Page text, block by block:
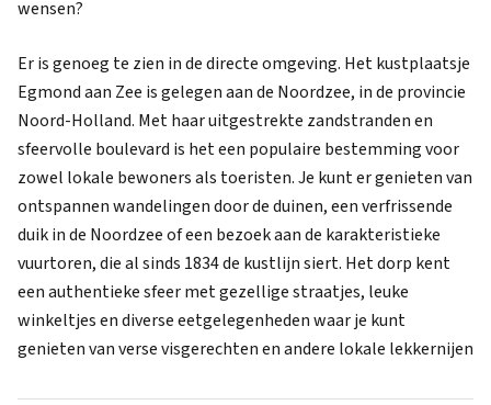
wensen?
Er is genoeg te zien in de directe omgeving. Het kustplaatsje
Egmond aan Zee is gelegen aan de Noordzee, in de provincie
Noord-Holland. Met haar uitgestrekte zandstranden en
sfeervolle boulevard is het een populaire bestemming voor
zowel lokale bewoners als toeristen. Je kunt er genieten van
ontspannen wandelingen door de duinen, een verfrissende
duik in de Noordzee of een bezoek aan de karakteristieke
vuurtoren, die al sinds 1834 de kustlijn siert. Het dorp kent
een authentieke sfeer met gezellige straatjes, leuke
winkeltjes en diverse eetgelegenheden waar je kunt
genieten van verse visgerechten en andere lokale lekkernijen